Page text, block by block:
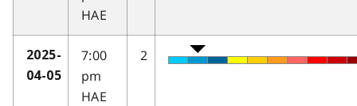
HAE
2025-
04-05
7:00
pm
HAE
2